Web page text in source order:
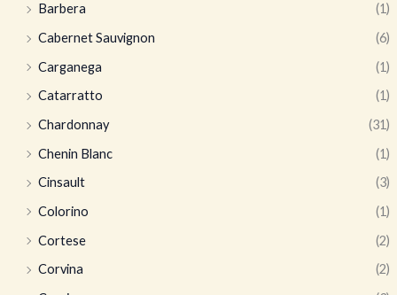
Barbera
(1)
Cabernet Sauvignon
(6)
Carganega
(1)
Catarratto
(1)
Chardonnay
(31)
Chenin Blanc
(1)
Cinsault
(3)
Colorino
(1)
Cortese
(2)
Corvina
(2)